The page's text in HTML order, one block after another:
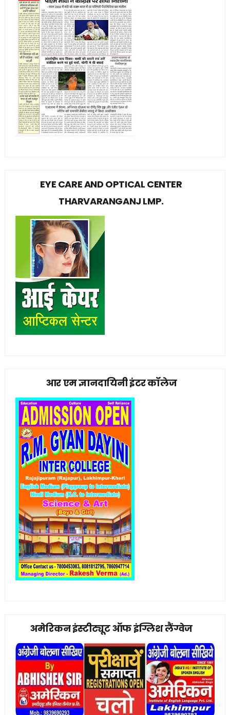
EYE CARE AND OPTICAL CENTER
THARVARANGANJ LMP.
आर एम ज्ञानदायिनी इंटर कॉलेज
अमेरिकन इंस्टीट्यूट ऑफ इंग्लिश लैंग्वेज